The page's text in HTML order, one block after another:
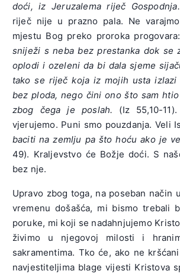
doći, iz Jeruzalema riječ Gospodnja.
riječ nije u prazno pala. Ne
mjestu Bog preko proroka progovara:
sniježi s neba bez prestanka dok se
oplodi i ozeleni da bi dala sjeme
tako se riječ koja iz mojih usta
bez ploda, nego čini ono što sam
zbog čega je poslah. (Iz 55,10-
vjerujemo. Puni smo pouzdanja. Veli
baciti na zemlju pa što hoću ako je
49). Kraljevstvo će Božje doći. S
bez nje.
Upravo zbog toga, na poseban način
vremenu došašća, mi bismo trebali
poruke, mi koji se nadahnjujemo
živimo u njegovoj milosti i
sakramentima. Tko će, ako ne
navjestiteljima blage vijesti Kristova